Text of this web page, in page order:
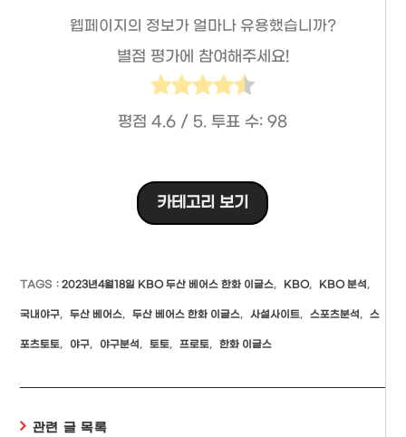
웹페이지의 정보가 얼마나 유용했습니까?
별점 평가에 참여해주세요!
평점 4.6 / 5. 투표 수: 98
카테고리 보기
TAGS :2023년4월18일 KBO 두산 베어스 한화 이글스, KBO, KBO 분석,
국내야구, 두산 베어스, 두산 베어스 한화 이글스, 사설사이트, 스포츠분석, 스
포츠토토, 야구, 야구분석, 토토, 프로토, 한화 이글스
관련 글 목록